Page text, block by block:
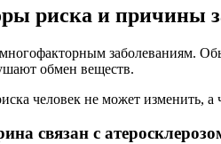
риска и причины
заболеваниям.
обмен веществ.
человек не может изменить, а
связан с